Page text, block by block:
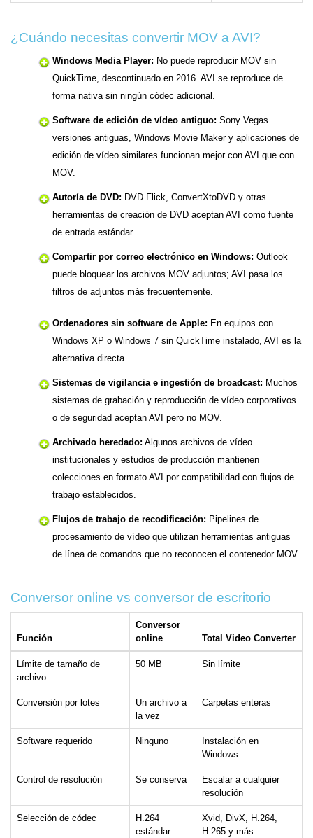
¿Cuándo necesitas convertir MOV a AVI?
Windows Media Player: No puede reproducir MOV sin
QuickTime, descontinuado en 2016. AVI se reproduce de
forma nativa sin ningún códec adicional.
Software de edición de vídeo antiguo: Sony Vegas
versiones antiguas, Windows Movie Maker y aplicaciones de
edición de vídeo similares funcionan mejor con AVI que con
MOV.
Autoría de DVD: DVD Flick, ConvertXtoDVD y otras
herramientas de creación de DVD aceptan AVI como fuente
de entrada estándar.
Compartir por correo electrónico en Windows: Outlook
puede bloquear los archivos MOV adjuntos; AVI pasa los
filtros de adjuntos más frecuentemente.
Ordenadores sin software de Apple: En equipos con
Windows XP o Windows 7 sin QuickTime instalado, AVI es la
alternativa directa.
Sistemas de vigilancia e ingestión de broadcast: Muchos
sistemas de grabación y reproducción de vídeo corporativos
o de seguridad aceptan AVI pero no MOV.
Archivado heredado: Algunos archivos de vídeo
institucionales y estudios de producción mantienen
colecciones en formato AVI por compatibilidad con flujos de
trabajo establecidos.
Flujos de trabajo de recodificación: Pipelines de
procesamiento de vídeo que utilizan herramientas antiguas
de línea de comandos que no reconocen el contenedor MOV.
Conversor online vs conversor de escritorio
Función
Conversor
online
Total Video Converter
Límite de tamaño de
archivo
50 MB Sin límite
Conversión por lotes
Un archivo a
la vez
Carpetas enteras
Software requerido Ninguno
Instalación en
Windows
Control de resolución Se conserva
Escalar a cualquier
resolución
Selección de códec
H.264
estándar
Xvid, DivX, H.264,
H.265 y más